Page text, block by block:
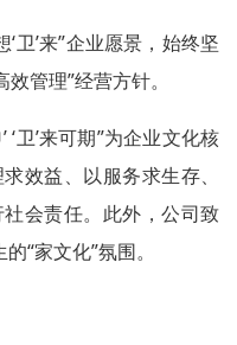
‘卫’来”企业愿景，始终坚
管理”经营方针。
‘卫’来可期”为企业文化核
效益、以服务求生存、
会责任。此外，公司致
“家文化”氛围。